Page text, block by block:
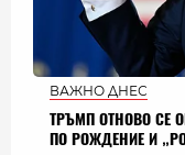
ВАЖНО ДНЕС
ТРЪМП ОТНОВО СЕ
ПО РОЖДЕНИЕ И